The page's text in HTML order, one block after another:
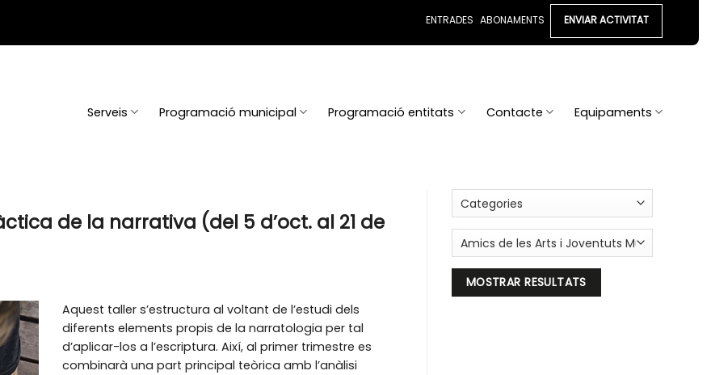
ENTRADES ABONAMENTS ENVIAR ACTIVITAT
Serveis Programació municipal Programació entitats Contacte Equipaments
de la narrativa (del 5 d’oct. al 21 de
Aquest taller s’estructura al voltant de l’estudi dels
diferents elements propis de la narratologia per tal
d’aplicar-los a l’escriptura. Així, al primer trimestre es
combinarà una part principal teòrica amb l’anàlisi